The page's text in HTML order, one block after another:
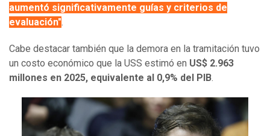
aumentó significativamente guías y criterios de
evaluación".
Cabe destacar también que la demora en la tramitación tuvo
un costo económico que la USS estimó en US$ 2.963
millones en 2025, equivalente al 0,9% del PIB.